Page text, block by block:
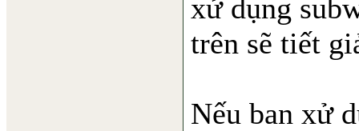
xử dụng
trên sẽ tiết
Nếu ban xử